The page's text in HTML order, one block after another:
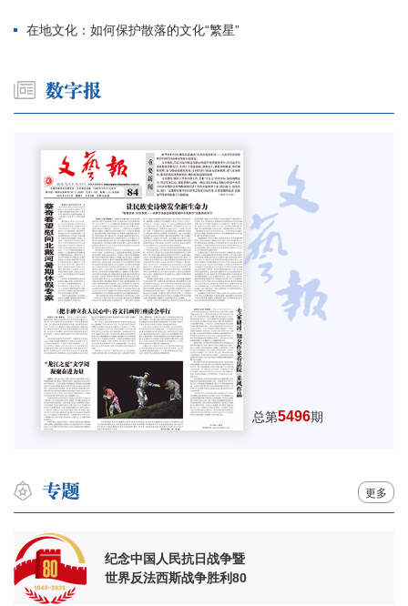
在地文化：如何保护散落的文化“繁星”
总第5496期
更多
纪念中国人民抗日战争暨
世界反法西斯战争胜利80